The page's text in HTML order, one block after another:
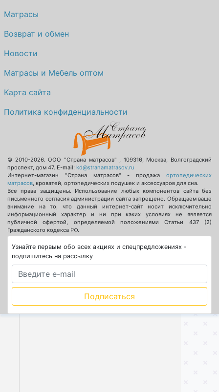
Матрасы
Возврат и обмен
Новости
Матрасы и Мебель оптом
Карта сайта
Политика конфиденциальности
© 2010-2026.ООО "Страна матрасов" , 109316, Москва, Волгоградский
проспект, дом 47. E-mail: kd@stranamatrasov.ru
Интернет-магазин "Страна матрасов" - продажа ортопедических
матрасов, кроватей, ортопедических подушек и аксессуаров для сна.
Все права защищены. Использование любых компонентов сайта без
письменного согласия администрации сайта запрещено. Обращаем ваше
внимание на то, что данный интернет-сайт носит исключительно
информационный характер и ни при каких условиях не является
публичной офертой, определяемой положениями Статьи 437 (2)
Гражданского кодекса РФ.
Узнайте первым обо всех акциях и спецпредложениях -
подпишитесь на рассылку